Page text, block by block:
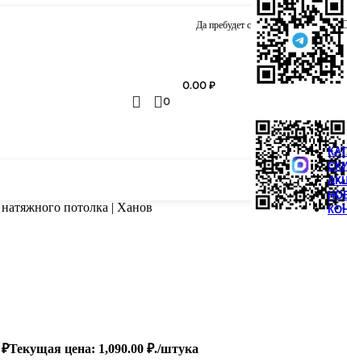
Да пребудет с вами сила натяжения!
0
0.00₽
потолка | Ханов
₽Текущая цена: 1,090.00 ₽./штука